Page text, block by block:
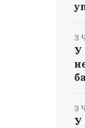
У
3
У
3